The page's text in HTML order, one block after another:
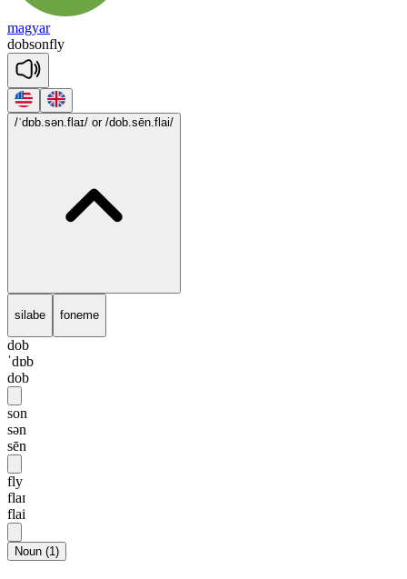
magyar
dobsonfly
/ˈdɒb.sən.flaɪ/ or /dob.sēn.flai/
silabe foneme
dob
ˈdɒb
dob
son
sən
sēn
fly
flaɪ
flai
Noun (1)